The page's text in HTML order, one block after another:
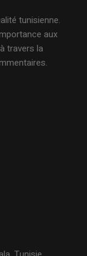
tunisienne.
aux
travers la